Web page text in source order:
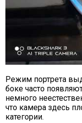
Режим портрета
боке часто
немного
что камера здесь
категории.